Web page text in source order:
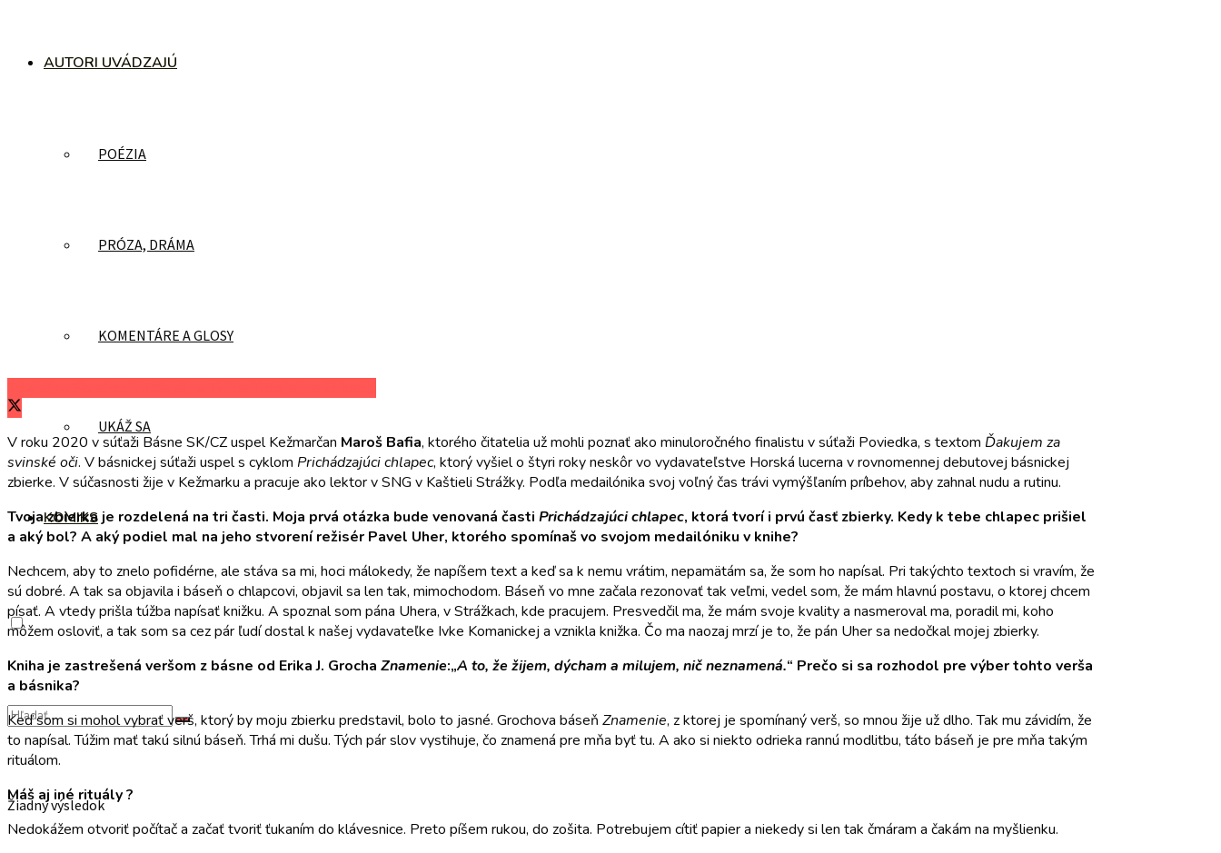
AUTORI UVÁDZAJÚ
POÉZIA
PRÓZA, DRÁMA
KOMENTÁRE A GLOSY
UKÁŽ SA
KOMIKS
Žiadny výsledok
V roku 2020 v súťaži Básne SK/CZ uspel Kežmarčan Maroš Bafia, ktorého čitatelia už mohli poznať ako minuloročného finalistu v súťaži Poviedka, s textom Ďakujem za
svinské oči. V básnickej súťaži uspel s cyklom Prichádzajúci chlapec, ktorý vyšiel o štyri roky neskôr vo vydavateľstve Horská lucerna v rovnomennej debutovej básnickej
zbierke. V súčasnosti žije v Kežmarku a pracuje ako lektor v SNG v Kaštieli Strážky. Podľa medailónika svoj voľný čas trávi vymýšľaním príbehov, aby zahnal nudu a rutinu.
Tvoja zbierka je rozdelená na tri časti. Moja prvá otázka bude venovaná časti Prichádzajúci chlapec, ktorá tvorí i prvú časť zbierky. Kedy k tebe chlapec prišiel
a aký bol? A aký podiel mal na jeho stvorení režisér Pavel Uher, ktorého spomínaš vo svojom medailóniku v knihe?
Nechcem, aby to znelo pofidérne, ale stáva sa mi, hoci málokedy, že napíšem text a keď sa k nemu vrátim, nepamätám sa, že som ho napísal. Pri takýchto textoch si vravím, že
sú dobré. A tak sa objavila i báseň o chlapcovi, objavil sa len tak, mimochodom. Báseň vo mne začala rezonovať tak veľmi, vedel som, že mám hlavnú postavu, o ktorej chcem
písať. A vtedy prišla túžba napísať knižku. A spoznal som pána Uhera, v Strážkach, kde pracujem. Presvedčil ma, že mám svoje kvality a nasmeroval ma, poradil mi, koho
môžem osloviť, a tak som sa cez pár ľudí dostal k našej vydavateľke Ivke Komanickej a vznikla knižka. Čo ma naozaj mrzí je to, že pán Uher sa nedočkal mojej zbierky.
Kniha je zastrešená veršom z básne od Erika J. Grocha Znamenie:„A to, že žijem, dýcham a milujem, nič neznamená.“ Prečo si sa rozhodol pre výber tohto verša
a básnika?
Keď som si mohol vybrať verš, ktorý by moju zbierku predstavil, bolo to jasné. Grochova báseň Znamenie, z ktorej je spomínaný verš, so mnou žije už dlho. Tak mu závidím, že
to napísal. Túžim mať takú silnú báseň. Trhá mi dušu. Tých pár slov vystihuje, čo znamená pre mňa byť tu. A ako si niekto odrieka rannú modlitbu, táto báseň je pre mňa takým
rituálom.
Máš aj iné rituály ?
Nedokážem otvoriť počítač a začať tvoriť ťukaním do klávesnice. Preto píšem rukou, do zošita. Potrebujem cítiť papier a niekedy si len tak čmáram a čakám na myšlienku.